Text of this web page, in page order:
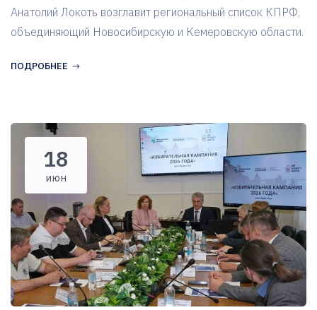
Анатолий Локоть возглавит региональный список КПРФ,
объединяющий Новосибирскую и Кемеровскую области.
ПОДРОБНЕЕ
18
июн